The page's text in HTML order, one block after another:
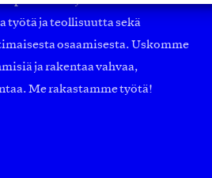
työtä ja teollisuutta sekä
osaamisesta. Uskomme
ja rakentaa vahvaa,
Me rakastamme työtä!